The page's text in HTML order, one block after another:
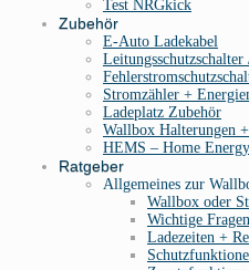
Test NRGkick
Zubehör
E-Auto Ladekabel
Stromzähler +
Ladeplatz Zubehör
Wallbox Halterungen
HEMS – Home
Ratgeber
Allgemeines zur
Wallbox oder
Wichtige
Ladezeiten +